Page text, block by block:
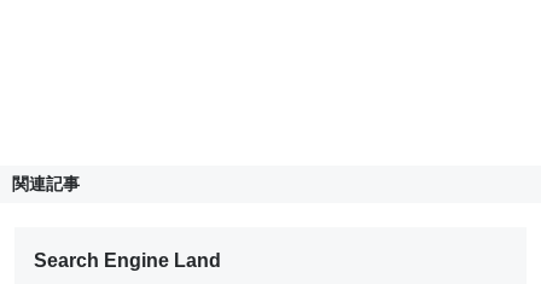
関連記事
Search Engine Land